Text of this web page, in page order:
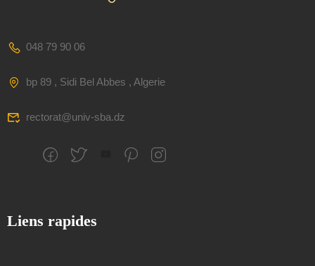
048 79 90 06
bp 89 , Sidi Bel Abbes , Algerie
rectorat@univ-sba.dz
Liens rapides